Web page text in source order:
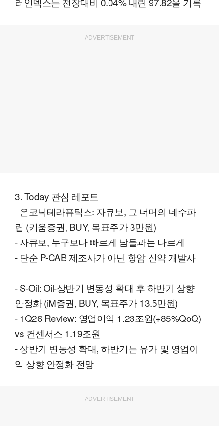
ADVERTISEMENT
3. Today 관심 레포트
- 온코닉테라퓨틱스: 자큐보, 그 너머의 네수파
립 (키움증권, BUY, 목표주가 3만원)
- 자큐보, 누구보다 빠르게 남들과는 다르게
- 단순 P-CAB 제조사가 아닌 항암 신약 개발사
- S-Oil: Oil-상반기 변동성 확대 후 하반기 상향
안정화 (iM증권, BUY, 목표주가 13.5만원)
- 1Q26 Review: 영업이익 1.23조원(+85%QoQ)
vs 컨센서스 1.19조원
- 상반기 변동성 확대, 하반기는 유가 및 영업이
익 상향 안정화 전망
ADVERTISEMENT